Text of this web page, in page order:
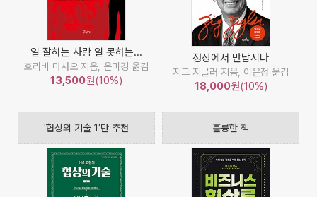
일 잘하는 사람 일 못하는...
호리바 마사오 지음, 은미경 옮김
13,500원(10%)
정상에서 만납시다
지그 지글러 지음, 이은정 옮김
18,000원(10%)
'협상의 기술 1’만 추천 훌륭한 책